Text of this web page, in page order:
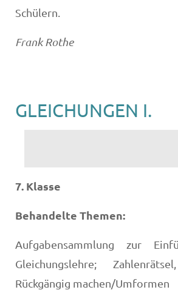
Schülern.
Frank Rothe
GLEICHUNGEN I.
7. Klasse
Behandelte Themen:
Aufgabensammlung zur
Gleichungslehre;
Rückgängig machen/Umformen